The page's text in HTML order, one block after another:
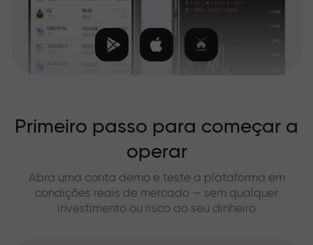
Primeiro passo para começar a
operar
Abra uma conta demo e teste a plataforma em
condições reais de mercado — sem qualquer
investimento ou risco ao seu dinheiro